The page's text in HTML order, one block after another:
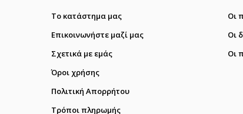
Το κατάστημα μας
Επικοινωνήστε μαζί μας
Σχετικά με εμάς
Όροι χρήσης
Πολιτική Απορρήτου
Τρόποι πληρωμής
Οι
Οι
Οι